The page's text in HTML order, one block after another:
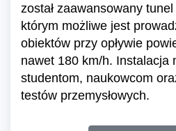
został zaawansowany
którym możliwe jest
obiektów przy opływie
nawet 180 km/h. Instalacja
studentom, naukowcom
testów przemysłowych.